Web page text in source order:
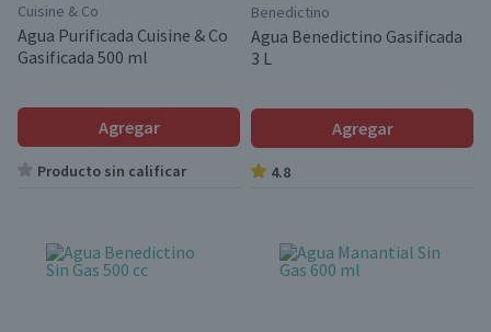
Cuisine & Co
Agua Purificada Cuisine & Co
Gasificada 500 ml
Agregar
Producto sin calificar
Benedictino
Agua Benedictino Gasificada
3 L
Agregar
4.8